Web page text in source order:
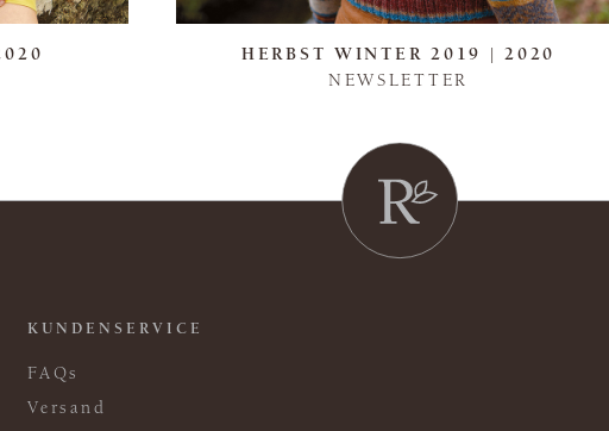
HERBST WINTER 2019 | 2020
NEWSLETTER
KUNDENSERVICE
FAQs
Versand